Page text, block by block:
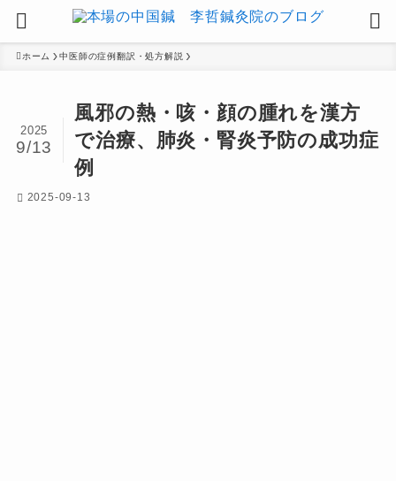
ホーム 中医師の症例翻訳・処方解説
風邪の熱・咳・顔の腫れを漢方
で治療、肺炎・腎炎予防の成功症
例
2025
9/13
2025-09-13